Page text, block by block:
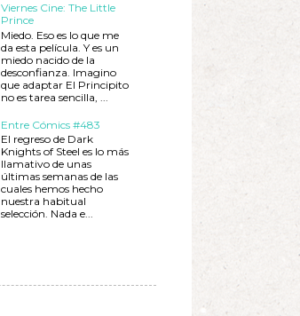
Viernes Cine: The Little
Prince
Miedo. Eso es lo que me
da esta película. Y es un
miedo nacido de la
desconfianza. Imagino
que adaptar El Principito
no es tarea sencilla, ...
Entre Cómics #483
El regreso de Dark
Knights of Steel es lo más
llamativo de unas
últimas semanas de las
cuales hemos hecho
nuestra habitual
selección. Nada e...